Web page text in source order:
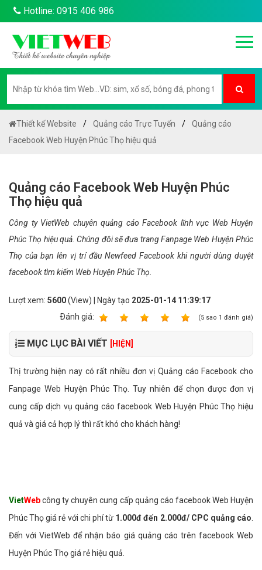
Hotline: 0915 406 986
Thiết kế Website Quảng cáo Trực Tuyến
Quảng cáo
Facebook Web Huyện Phúc Thọ hiệu quả
Quảng cáo Facebook Web Huyện Phúc
Thọ hiệu quả
Công ty VietWeb chuyên quảng cáo Facebook lĩnh vực Web Huyện
Phúc Thọ hiệu quả. Chúng đôi sẽ đưa trang Fanpage Web Huyện Phúc
Thọ của bạn lên vị trí đầu Newfeed Facebook khi người dùng duyệt
facebook tìm kiếm Web Huyện Phúc Thọ.
Lượt xem: 5600(View) | Ngày tạo 2025-01-14 11:39:17
Ðánh giá:
(5 sao 1 đánh giá)
MỤC LỤC BÀI VIẾT [HIỆN]
Thị trường hiện nay có rất nhiều đơn vị Quảng cáo Facebook cho
Fanpage Web Huyện Phúc Thọ. Tuy nhiên để chọn được đơn vị
cung cấp dịch vụ quảng cáo facebook Web Huyện Phúc Thọ hiệu
quả và giá cả hợp lý thì rất khó cho khách hàng!
VietWebcông ty chuyên cung cấp quảng cáo facebook Web Huyện
Phúc Thọ giá rẻ với chi phí từ 1.000đ đến 2.000đ/ CPC quảng cáo
Đến với VietWeb để nhận báo giá quảng cáo trên facebook Web
Huyện Phúc Thọ giá rẻ hiệu quả.